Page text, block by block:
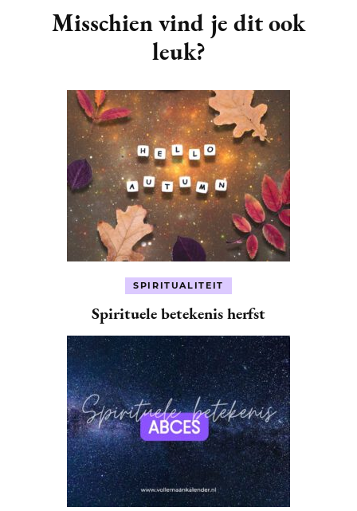
Navigation
Misschien vind je dit ook
leuk?
SPIRITUALITEIT
Spirituele betekenis herfst